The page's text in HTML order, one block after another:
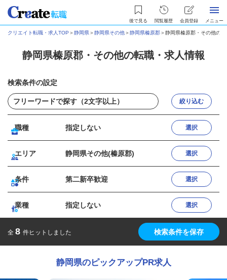
後で見る 閲覧履歴 会員登録 メニュー
クリエイト転職・求人TOP ＞静岡県＞静岡県その他＞静岡県榛原郡＞静岡県榛原郡・その他の
静岡県榛原郡・その他の転職・求人情報
検索条件の設定
絞り込む
職種 指定しない 選択
エリア 静岡県その他(榛原郡) 選択
条件 第二新卒歓迎 選択
業種 指定しない 選択
全 8 件ヒットしました 検索条件を保存
静岡県のピックアップPR求人